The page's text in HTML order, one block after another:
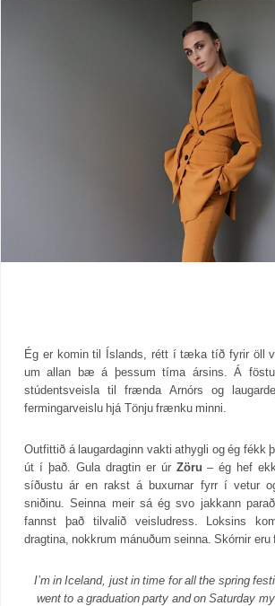
Ég er komin til Íslands, rétt í tæka tíð fyrir öll
um allan bæ á þessum tíma ársins. Á
stúdentsveisla til frænda Arnórs og
fermingarveislu hjá Tönju frænku minni.
Outfittið á laugardaginn vakti athygli og ég fékk
út í það. Gula dragtin er úr Zöru – ég hef
síðustu ár en rakst á buxurnar fyrr í vetur
sniðinu. Seinna meir sá ég svo jakkann
fannst það tilvalið veisludress. Loksins
dragtina, nokkrum mánuðum seinna. Skórnir eru
I’m in Iceland, just in time for all the spring
went to a graduation party and on Saturday